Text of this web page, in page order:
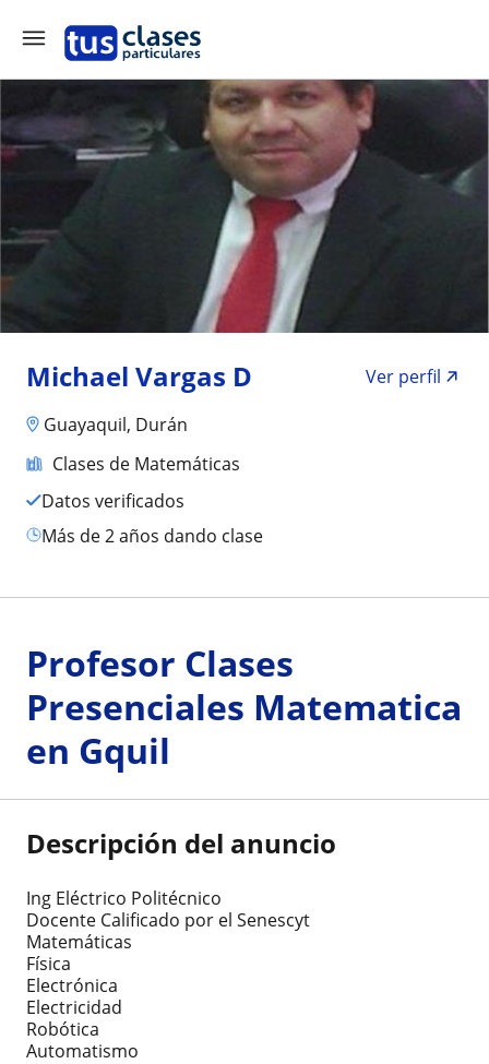
Michael Vargas D
Ver perfil
Guayaquil, Durán
Clases de Matemáticas
Datos verificados
más de 2 años dando clase
Profesor Clases
Presenciales Matematica
en Gquil
Descripción del anuncio
Ing Eléctrico Politécnico
Docente Calificado por el Senescyt
Matemáticas
Física
Electrónica
Electricidad
Robótica
Automatismo